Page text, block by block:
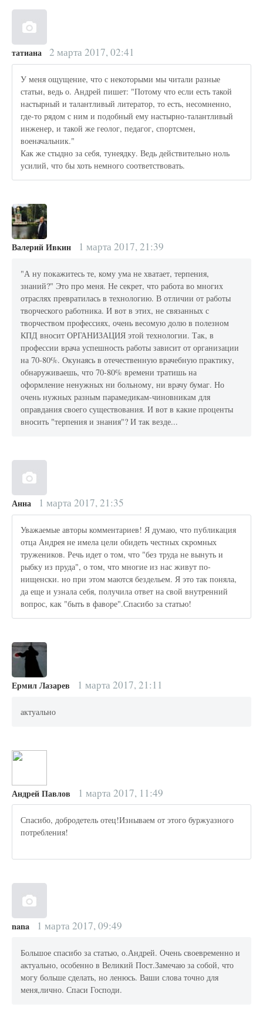
татиана 2 марта 2017, 02:41
У меня ощущение, что с некоторыми мы читали разные
статьи, ведь о. Андрей пишет: "Потому что если есть такой
настырный и талантливый литератор, то есть, несомненно,
где-то рядом с ним и подобный ему настырно-талантливый
инженер, и такой же геолог, педагог, спортсмен,
военачальник."
Как же стыдно за себя, тунеядку. Ведь действительно ноль
усилий, что бы хоть немного соответствовать.
Валерий Ивкин 1 марта 2017, 21:39
"А ну покажитесь те, кому ума не хватает, терпения,
знаний?" Это про меня. Не секрет, что работа во многих
отраслях превратилась в технологию. В отличии от работы
творческого работника. И вот в этих, не связанных с
творчеством профессиях, очень весомую долю в полезном
КПД вносит ОРГАНИЗАЦИЯ этой технологии. Так, в
профессии врача успешность работы зависит от организации
на 70-80%. Окунаясь в отечественную врачебную практику,
обнаруживаешь, что 70-80% времени тратишь на
оформление ненужных ни больному, ни врачу бумаг. Но
очень нужных разным парамедикам-чиновникам для
оправдания своего существования. И вот в какие проценты
вносить "терпения и знания"? И так везде...
Анна 1 марта 2017, 21:35
Уважаемые авторы комментариев! Я думаю, что публикация
отца Андрея не имела цели обидеть честных скромных
тружеников. Речь идет о том, что "без труда не вынуть и
рыбку из пруда", о том, что многие из нас живут по-
нищенски. но при этом маются бездельем. Я это так поняла,
да еще и узнала себя, получила ответ на свой внутренний
вопрос, как "быть в фаворе".Спасибо за статью!
Ермил Лазарев 1 марта 2017, 21:11
актуально
Андрей Павлов 1 марта 2017, 11:49
Спасибо, добродетель отец!Изнываем от этого буржуазного
потребления!
nana 1 марта 2017, 09:49
Большое спасибо за статью, о.Андрей. Очень своевременно и
актуально, особенно в Великий Пост.Замечаю за собой, что
могу больше сделать, но ленюсь. Ваши слова точно для
меня,лично. Спаси Господи.